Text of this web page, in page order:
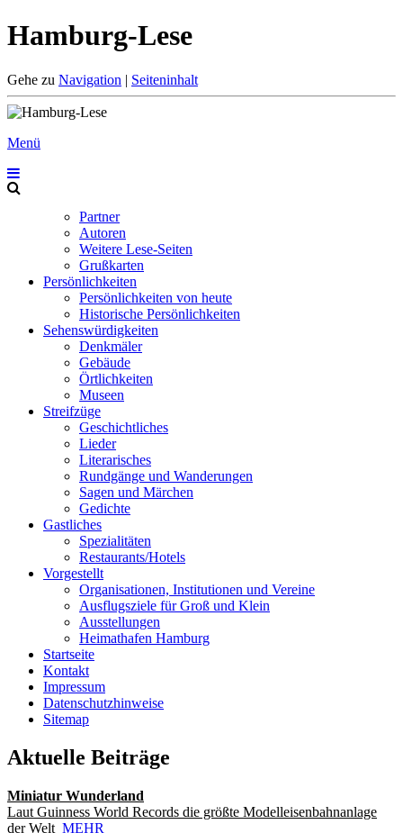
Hamburg-Lese
Gehe zu Navigation | Seiteninhalt
Menü
Partner
Autoren
Weitere Lese-Seiten
Grußkarten
Persönlichkeiten
Persönlichkeiten von heute
Historische Persönlichkeiten
Sehenswürdigkeiten
Denkmäler
Gebäude
Örtlichkeiten
Museen
Streifzüge
Geschichtliches
Lieder
Literarisches
Rundgänge und Wanderungen
Sagen und Märchen
Gedichte
Gastliches
Spezialitäten
Restaurants/Hotels
Vorgestellt
Organisationen, Institutionen und Vereine
Ausflugsziele für Groß und Klein
Ausstellungen
Heimathafen Hamburg
Startseite
Kontakt
Impressum
Datenschutzhinweise
Sitemap
Aktuelle Beiträge
Miniatur Wunderland
Laut Guinness World Records die größte Modelleisenbahnanlage
der Welt MEHR